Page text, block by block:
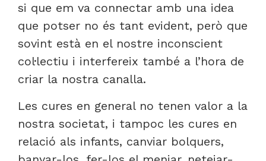
si que em va connectar amb una idea
que potser no és tant evident, però que
sovint està en el nostre inconscient
col·lectiu i interfereix també a l’hora de
criar la nostra canalla.
Les cures en general no tenen valor a la
nostra societat, i tampoc les cures en
relació als infants, canviar bolquers,